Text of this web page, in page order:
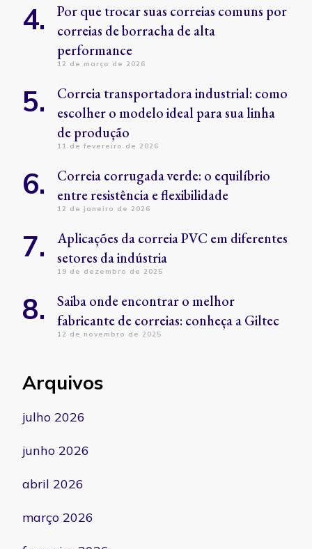
Por que trocar suas correias comuns por
correias de borracha de alta
performance
12 de março de 2026
Correia transportadora industrial: como
escolher o modelo ideal para sua linha
de produção
11 de fevereiro de 2026
Correia corrugada verde: o equilíbrio
entre resistência e flexibilidade
12 de janeiro de 2026
Aplicações da correia PVC em diferentes
setores da indústria
19 de dezembro de 2025
Saiba onde encontrar o melhor
fabricante de correias: conheça a Giltec
12 de novembro de 2025
Arquivos
julho 2026
junho 2026
abril 2026
março 2026